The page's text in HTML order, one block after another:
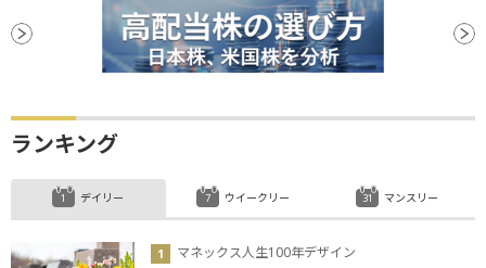
ランキング
デイリー
マネックス人生100年デザイン
ウイークリー マンスリー